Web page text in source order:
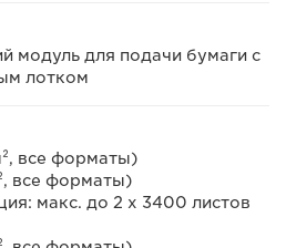
модуль для подачи бумаги с
лотком
все форматы)
все форматы)
макс. до 2 x 3400 листов